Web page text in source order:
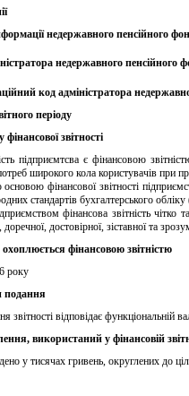
недержавного пенсійного
недержавного пенсійного
код адміністратора
періоду
звітності
підприємтсва є фінансовою
широкого кола користувачів при
основою фінансової звітності
стандартів бухгалтерського
фінансова звітність
доречної, достовірної, зіставної та
фінансовою звітністю
року
подання
звітності відповідає функціональній
використаний у фінансовій
у тисячах гривень, округлених до